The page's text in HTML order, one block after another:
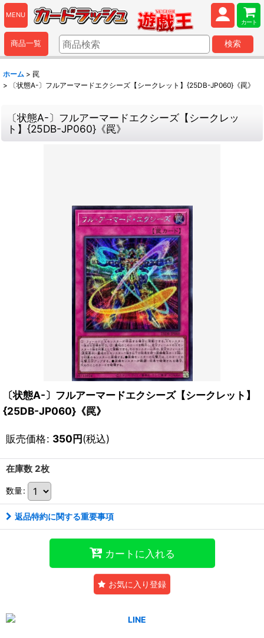
MENU
カート
商品一覧 検索
ホーム > 罠
>
〔状態A-〕フルアーマードエクシーズ【シークレット】{25DB-JP060}《罠》
〔状態A-〕フルアーマードエクシーズ【シークレッ
ト】{25DB-JP060}《罠》
〔状態A-〕フルアーマードエクシーズ【シークレット】
{25DB-JP060}《罠》
販売価格: 350円(税込)
在庫数 2枚
数量:
返品特約に関する重要事項
カートに入れる
お気に入り登録